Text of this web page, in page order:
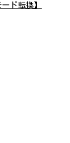
ード転換】